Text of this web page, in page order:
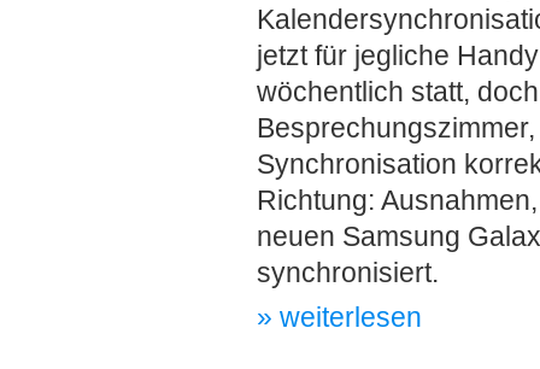
jetzt für jegliche
wöchentlich statt,
Synchronisation
Richtung:
neuen Samsung
synchronisiert.
» weiterlesen